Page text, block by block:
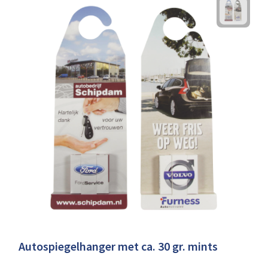
Autospiegelhanger met ca. 30 gr. mints